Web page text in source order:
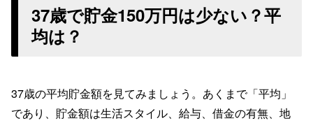
37歳で貯金150万円は少ない？平
均は？
37歳の平均貯金額を見てみましょう。あくまで「平均」
であり、貯金額は生活スタイル、給与、借金の有無、地